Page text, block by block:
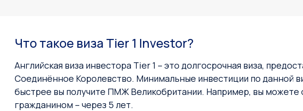
Что такое виза Tier 1 Investor?
Английская виза инвестора Tier 1 – это долгосрочная виза,
Соединённое Королевство. Минимальные инвестиции по данной
быстрее вы получите ПМЖ Великобритании. Например, вы можете
гражданином – через 5 лет.